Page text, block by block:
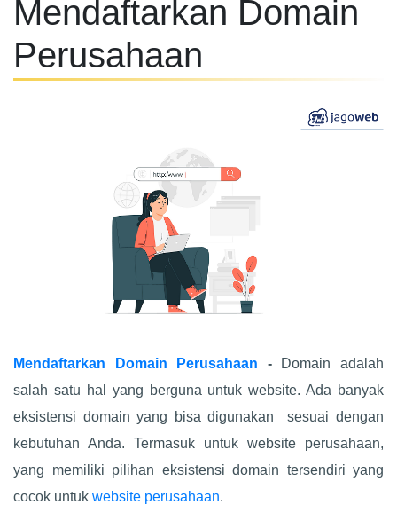
Mendaftarkan Domain
Perusahaan
Mendaftarkan Domain Perusahaan - Domain adalah
salah satu hal yang berguna untuk website. Ada banyak
eksistensi domain yang bisa digunakan sesuai dengan
kebutuhan Anda. Termasuk untuk website perusahaan,
yang memiliki pilihan eksistensi domain tersendiri yang
cocok untuk website perusahaan.